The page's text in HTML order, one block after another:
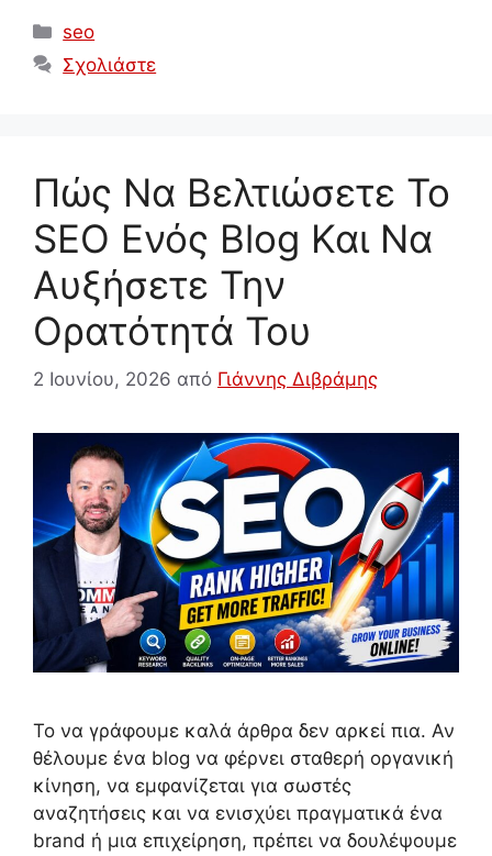
Κατηγορίες
seo
Σχολιάστε
Πώς Να Βελτιώσετε Το
SEO Ενός Blog Και Να
Αυξήσετε Την
Ορατότητά Του
2 Ιουνίου, 2026 από Γιάννης Διβράμης
Το να γράφουμε καλά άρθρα δεν αρκεί πια. Αν
θέλουμε ένα blog να φέρνει σταθερή οργανική
κίνηση, να εμφανίζεται για σωστές
αναζητήσεις και να ενισχύει πραγματικά ένα
brand ή μια επιχείρηση, πρέπει να δουλέψουμε